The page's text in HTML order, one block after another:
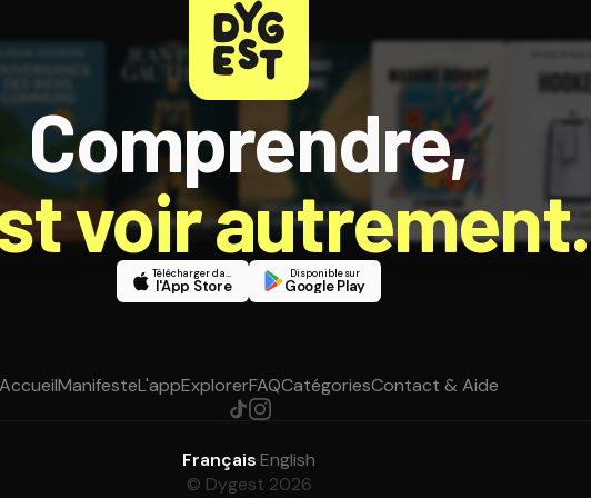
Comprendre,
voir autrement.
Télécharger dans
l'App Store
Disponible sur
Google Play
AccueilManifesteL'appExplorerFAQCatégoriesContact & Aide
Français·English
© Dygest 2026